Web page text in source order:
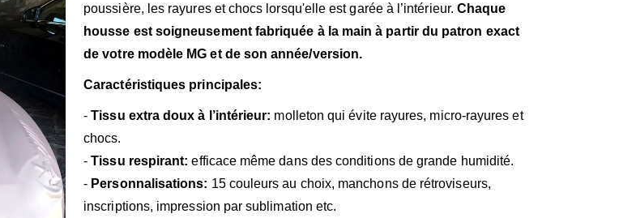
poussière, les rayures et chocs lorsqu'elle est garée à l’intérieur. Chaque
housse est soigneusement fabriquée à la main à partir du patron exact
de votre modèle MG et de son année/version.
Caractéristiques principales:
-Tissu extra doux à l’intérieur: molleton qui évite rayures, micro-rayures et
chocs.
-Tissu respirant: efficace même dans des conditions de grande humidité.
- Personnalisations: 15 couleurs au choix, manchons de rétroviseurs,
inscriptions, impression par sublimation etc.